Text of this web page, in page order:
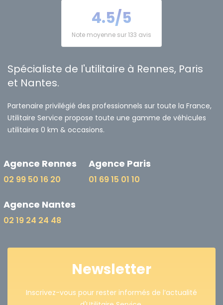
4.5/5
Note moyenne sur 133 avis
Spécialiste de l'utilitaire à Rennes, Paris
et Nantes.
Partenaire privilégié des professionnels sur toute la France,
Utilitaire Service propose toute une gamme de véhicules
utilitaires 0 km & occasions.
Agence Rennes
02 99 50 16 20
Agence Paris
01 69 15 01 10
Agence Nantes
02 19 24 24 48
Newsletter
Inscrivez-vous pour rester informés de l’actualité